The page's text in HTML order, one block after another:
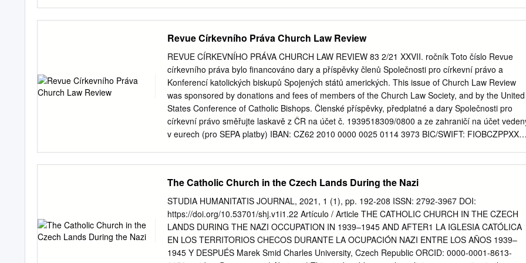
Neradílek..............132 kem, nitranským biskupem .................5 STUDIE- ANOTACE - ZPRÁVA
MSKA Rozhovor s Mons. Ladislavem Hučkou, apoštolským exarchou řeckokaltoické Církev a
peníze ve středověku církve v ČR .............................................8 PhDr. Roman Zaoral
.........................144 I. TÉMA - JUBILEUM SV. CYRILA Církev a médiální svět v současnosti ThDr.
PhDr. Radek Mezuláník, Ph.D. 151 Svatí Cyril a Metoděj, apoštolé Slovanů Mons. Antonín Basler
........................10 Anotace publikací ..............................160 S v a t ý K o n s t a n ti n – C y r i l j a
k o p ř e k l a d a t e l Obnova a aktivity MSKA v roce 2019 prof. Ladislav Tichý, Th.D.
..................14 ThDr. Jiří Koníček ..............................162 Vratit se ke Kristu, prameni veškeré
Revue Církevního Práva Church Law Review
REVUE CÍRKEVNÍHO PRÁVA CHURCH LAW REVIEW 83 2/21 XXVII. ročník Toto číslo Revue
církevního práva bylo financováno dary a příspěvky členů Společnosti pro církevní právo a
Konferencí katolických biskupů Spojených států amerických. This issue of Church Law Review
was sponsored by donations and fees of members of the Church Law Society, and by the United
States Conference of Catholic Bishops. Členské příspěvky, předplatné a dary Společnosti pro
církevní právo směřujte laskavě z ČR na účet č. 1939518309/0800 a ze zahraničí na účet
v eurech (pro SEPA platby) IBAN: CZ62 2010 0000 0025 0114 3973 BIC/SWIFT: FIOBCZPPXXX
EDITORIAL: A opět bohaté čtení na léto (J. R. Tretera)
���������������������������������������� 5
ČLÁNKY D. Němec: Diocesan Synods in the Czech Lands – an Unused Instrument? [Diecézní
synody v českých zemích – nepoužívaný nástroj?] ���������������������
11 M. Tomášek: O vývoji zákazu evangelizace v Číně
��������������������������������������������
The Catholic Church in the Czech Lands During the Nazi
STUDIA HUMANITATIS JOURNAL, 2021, 1 (1), pp. 192-208 ISSN: 2792-3967 DOI:
https://doi.org/10.53701/shj.v1i1.22 Artículo / Article THE CATHOLIC CHURCH IN THE CZECH
LANDS DURING THE NAZI OCCUPATION IN 1939–1945 AND AFTER1 LA IGLESIA CATÓLICA
EN LOS TERRITORIOS CHECOS DURANTE LA OCUPACIÓN NAZI ENTRE LOS AÑOS 1939–
1945 Y DESPUÉS Marek Smid Charles University, Czech Republic ORCID: 0000-0001-8613-